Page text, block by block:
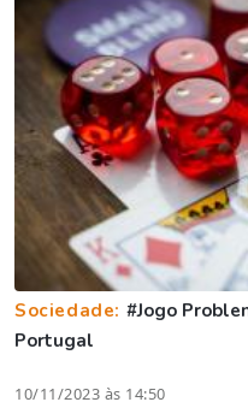
Sociedade: #Jogo
Portugal
10/11/2023 às 14:50